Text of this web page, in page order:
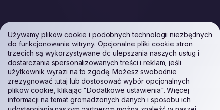
Używamy plików cookie i podobnych technologii niezbędnych
do funkcjonowania witryny. Opcjonalne pliki cookie stron
trzecich są wykorzystywane do ulepszania naszych usług i
dostarczania spersonalizowanych treści i reklam, jeśli
użytkownik wyrazi na to zgodę. Możesz swobodnie
zrezygnować tutaj lub dostosować wybór opcjonalnych
plików cookie, klikając "Dodatkowe ustawienia". Więcej
informacji na temat gromadzonych danych i sposobu ich